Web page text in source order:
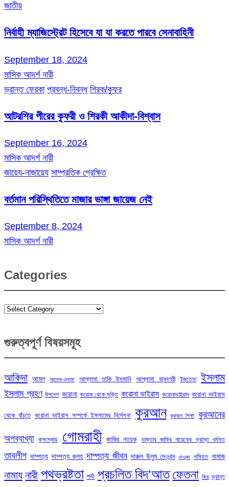
জাতীয়
নির্বাহী ম্যাজিস্ট্রেট হিসেবে যা যা করতে পারবে সেনাবাহিনী
September 18, 2024
মাসিক আদর্শ নারী
ভ্রান্ত ফেরকা প্রবন্ধ-নিবন্ধ শিরক/কুফর
আটরশির পীরের কুফরী ও শিরকী আকীদা-বিশ্বাস
September 16, 2024
মাসিক আদর্শ নারী
জায়েয-নাজায়েয সাম্প্রতিক প্রেক্ষিত
বর্তমান পরিস্থিতিতে মাজার ভাঙ্গা জায়েজ নেই
September 8, 2024
মাসিক আদর্শ নারী
Categories
Categories
গুরুত্বপূর্ণ বিষয়সমূহ
আকিদা আমল আলেম-ওলামা আল্লামা তাকি উসমানি আল্লামা বাবুনগরী ইজতেমা ইসলাম
ইসলাম গ্রহণ উপদেশ করোনা করোনা থেকে মুক্তি করোনা ভাইরাস করোনাভাইরাস করোনা ভাইরাস
থেকে বাঁচতে করোনা ভাইরাস সম্পর্কে ইসলামের নির্দেশনা কুরআন কুরআন শিক্ষা কুরআনের
অপব্যাখ্যা কুসংস্কার গোমরাহী জাকির নায়েক ডাক্তার জাকির নায়েকের ভ্রান্ত ধর্মমত
তাবলীগ দাম্পত্য দাম্পত্য কলহ দাম্পত্য জীবন দারুল উলুম দেওবন্দ দেওবন্দ নসিহত নামাজ
নামায নারী পথভ্রষ্টতা পর্দা প্রচলিত বিদ‘আত ফেতনা বিয়ে ভ্রান্ত